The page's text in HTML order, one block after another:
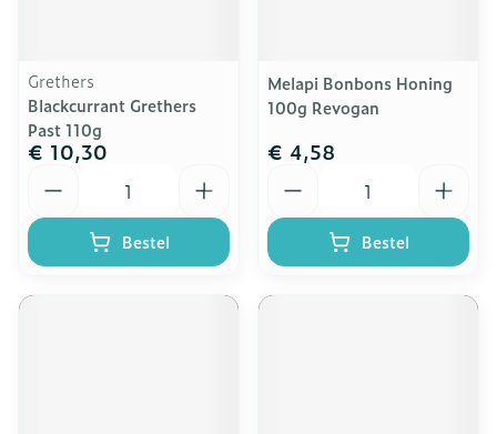
Grethers
Blackcurrant Grethers
Past 110g
€ 10,30
Bestel
Melapi Bonbons Honing
100g Revogan
€ 4,58
Bestel